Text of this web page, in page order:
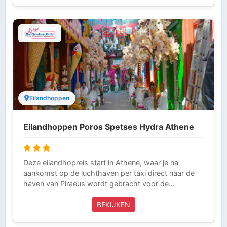
de keuze die je maakt). Griekse Gids Reizen is
aangesloten bij ANVR, SGR en het
Calamiteitenfonds. Wij zijn voor onze klanten die in
Griekenland zijn 24 uur per dag bereikbaar (Tel 0031-
343-218014) en laten niets over aan het toeval. Zo
kun je zorgeloos op vakantie.
Eilandhoppen
Eilandhoppen Poros Spetses Hydra Athene
Deze eilandhopreis start in Athene, waar je na
aankomst op de luchthaven per taxi direct naar de
haven van Piraeus wordt gebracht voor de
om de dennenbossen, de sfeervolle haven en het
BEKIJKEN